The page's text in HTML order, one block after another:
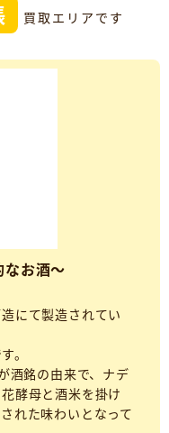
買取エリアです
なお酒～
にて製造されてい
。
酒銘の由来で、ナデ
酵母と酒米を掛け
れた味わいとなって